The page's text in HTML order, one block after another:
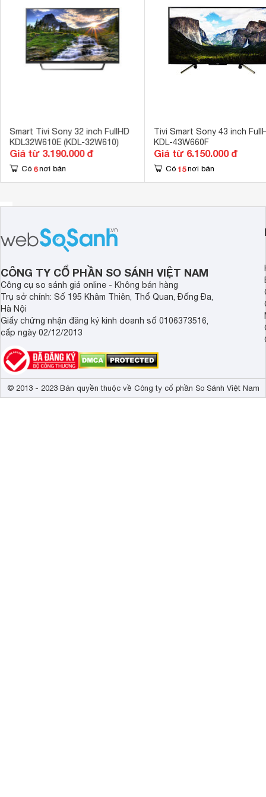
Cổng AV Cổng
Hệ điều hành, giao diện Linux
Ứng dụng có sẵn
Netflix,
MP3, trình
Remote thông minh Không dùng
Kết nối Bàn phím, chuột Có thể kết
Công nghệ hình ảnh X-Reality
Tổng công suất loa
Kích thước có chân, đặt bàn 73.5 x 48.1 x
Trọng lượng có chân
Kích thước không chân, treo tường 73.5 x 44.6 x
Trọng lượng không có chân
Công suất
Smart Tivi Sony 32 inch FullHD
KDL32W610E (KDL-32W610)
Giá từ 3.190.000 đ
Có 6 nơi bán
Tivi Smart Sony 43 inch
KDL-43W660F
Giá từ 6.150.000 đ
Có 15 nơi bán
CÔNG TY CỔ PHẦN SO SÁNH VIỆT NAM
Công cụ so sánh giá online - Không bán hàng
Trụ sở chính: Số 195 Khâm Thiên, Thổ Quan, Đống Đa,
Hà Nội
Giấy chứng nhận đăng ký kinh doanh số 0106373516,
cấp ngày 02/12/2013
© 2013 - 2023 Bản quyền thuộc về Công ty cổ phần So Sánh Việt Nam